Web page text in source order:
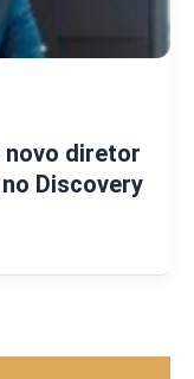
novo diretor
Discovery